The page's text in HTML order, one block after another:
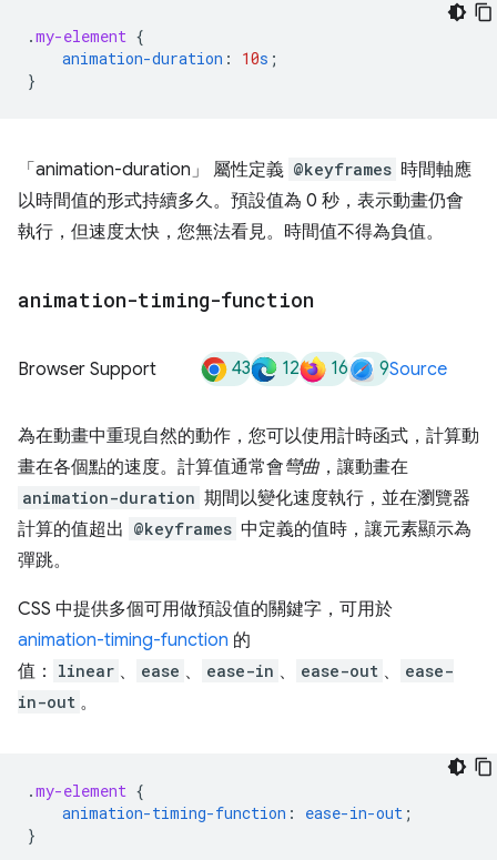
.my-element {
animation-duration : 10s ;
}
「animation-duration」 屬性定義 @keyframes 時間軸應
以時間值的形式持續多久。預設值為 0 秒，表示動畫仍會
執行，但速度太快，您無法看見。時間值不得為負值。
animation-timing-function
Browser Support 43 12 16 9Source
為在動畫中重現自然的動作，您可以使用計時函式，計算動
畫在各個點的速度。計算值通常會彎曲 ，讓動畫在
animation-duration 期間以變化速度執行，並在瀏覽器
計算的值超出 @keyframes 中定義的值時，讓元素顯示為
彈跳。
CSS 中提供多個可用做預設值的關鍵字，可用於
animation-timing-function 的
值：
linear 、 ease 、 ease-in 、 ease-out 、
ease-
in-out 。
.my-element {
animation-timing-function : ease-in-out ;
}